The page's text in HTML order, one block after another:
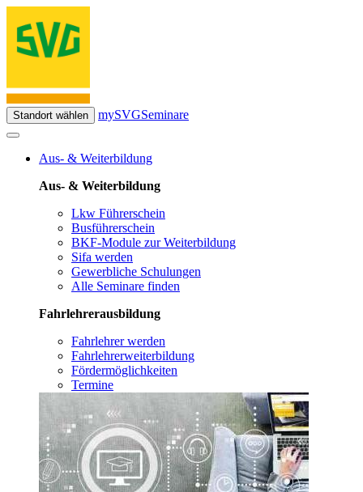
Standort wählen mySVGSeminare
Aus- & Weiterbildung
Aus- & Weiterbildung
Lkw Führerschein
Busführerschein
BKF-Module zur Weiterbildung
Sifa werden
Gewerbliche Schulungen
Alle Seminare finden
Fahrlehrerausbildung
Fahrlehrer werden
Fahrlehrerweiterbildung
Fördermöglichkeiten
Termine